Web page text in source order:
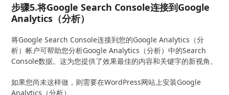
步骤5.将Google Search Console连接到Google
Analytics（分析）
将Google Search Console连接到您的Google Analytics（分
析）帐户可帮助您分析Google Analytics（分析）中的Search
Console数据。这为您提供了效果最佳的内容和关键字的新视角。
如果您尚未这样做，则需要在WordPress网站上安装Google
Analytics（分析）。